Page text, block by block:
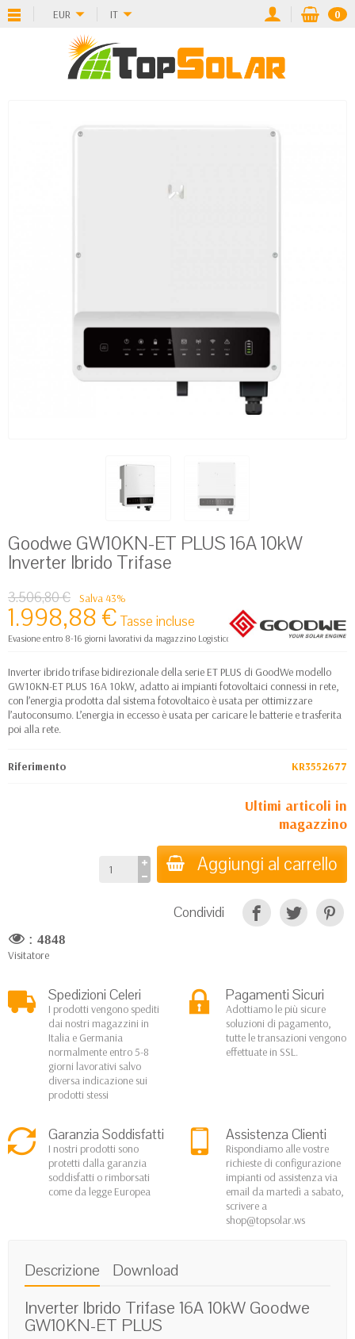
EUR IT 0
Goodwe GW10KN-ET PLUS 16A 10kW
Inverter Ibrido Trifase
3.506,80 € Salva 43%
1.998,88 € Tasse incluse
Evasione entro 8-16 giorni lavorativi da magazzino Logistico Europa
Inverter ibrido trifase bidirezionale della serie ET PLUS di GoodWe modello
GW10KN-ET PLUS 16A 10kW, adatto ai impianti fotovoltaici connessi in rete,
con l’energia prodotta dal sistema fotovoltaico è usata per ottimizzare
l’autoconsumo. L’energia in eccesso è usata per caricare le batterie e trasferita
poi alla rete.
Riferimento KR3552677
Ultimi articoli in
magazzino
Aggiungi al carrello
Condividi
: 4848
Visitatore
Spedizioni Celeri
I prodotti vengono spediti
dai nostri magazzini in
Italia e Germania
normalmente entro 5-8
giorni lavorativi salvo
diversa indicazione sui
prodotti stessi
Pagamenti Sicuri
Adottiamo le più sicure
soluzioni di pagamento,
tutte le transazioni vengono
effettuate in SSL.
Garanzia Soddisfatti
I nostri prodotti sono
protetti dalla garanzia
soddisfatti o rimborsati
come da legge Europea
Assistenza Clienti
Rispondiamo alle vostre
richieste di configurazione
impianti od assistenza via
email da martedì a sabato,
scrivere a
shop@topsolar.ws
Descrizione Download
Inverter Ibrido Trifase 16A 10kW Goodwe
GW10KN-ET PLUS